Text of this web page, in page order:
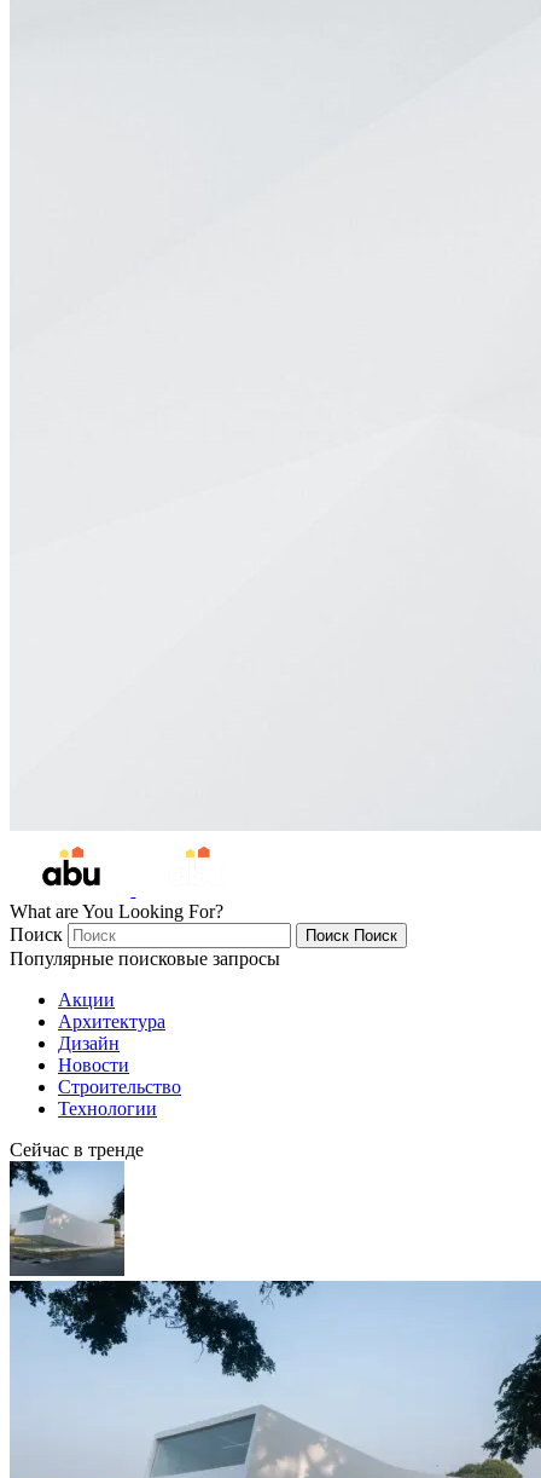
What are You Looking For?
Поиск
Поиск Поиск
Популярные поисковые запросы
Акции
Архитектура
Дизайн
Новости
Строительство
Технологии
Сейчас в тренде